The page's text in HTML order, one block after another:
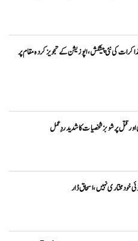
کی نئی پیشکش، اپوزیشن کے تجویز کردہ مقام پر
قتل پر شوبز شخصیات کا شدید ردِعمل
خودمختاری نہیں، اسحاق ڈار